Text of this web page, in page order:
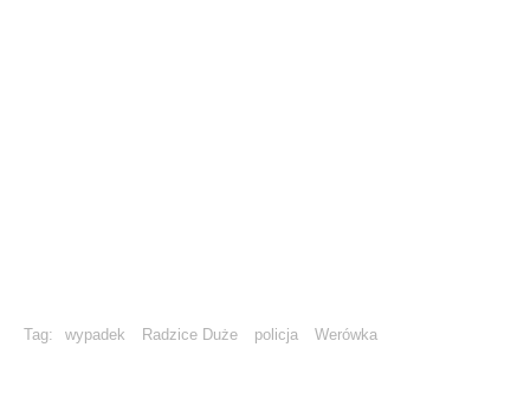
Tag: wypadek Radzice Duże policja Werówka